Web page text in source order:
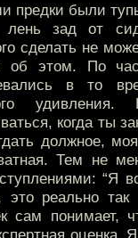
предки были
зад от
сделать не
об этом. По
в то
когда ты
должное,
Тем не
“Я
это реально
сам понимает,